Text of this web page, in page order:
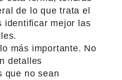
de lo que trata el
identificar mejor las
más importante. No
detalles
que no sean